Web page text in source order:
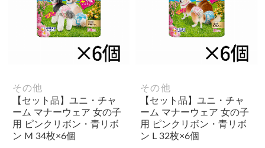
その他
【セット品】ユニ・チャ
ーム マナーウェア 女の子
用 ピンクリボン・青リボ
ン M 34枚×6個
その他
【セット品】ユニ・チャ
ーム マナーウェア 女の子
用 ピンクリボン・青リボ
ン L 32枚×6個